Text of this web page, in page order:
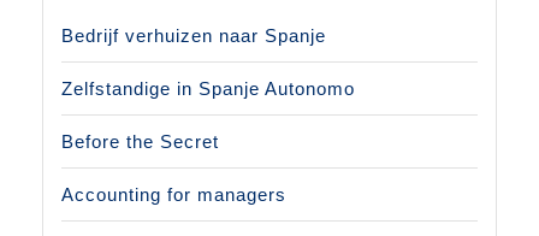
Bedrijf verhuizen naar Spanje
Zelfstandige in Spanje Autonomo
Before the Secret
Accounting for managers